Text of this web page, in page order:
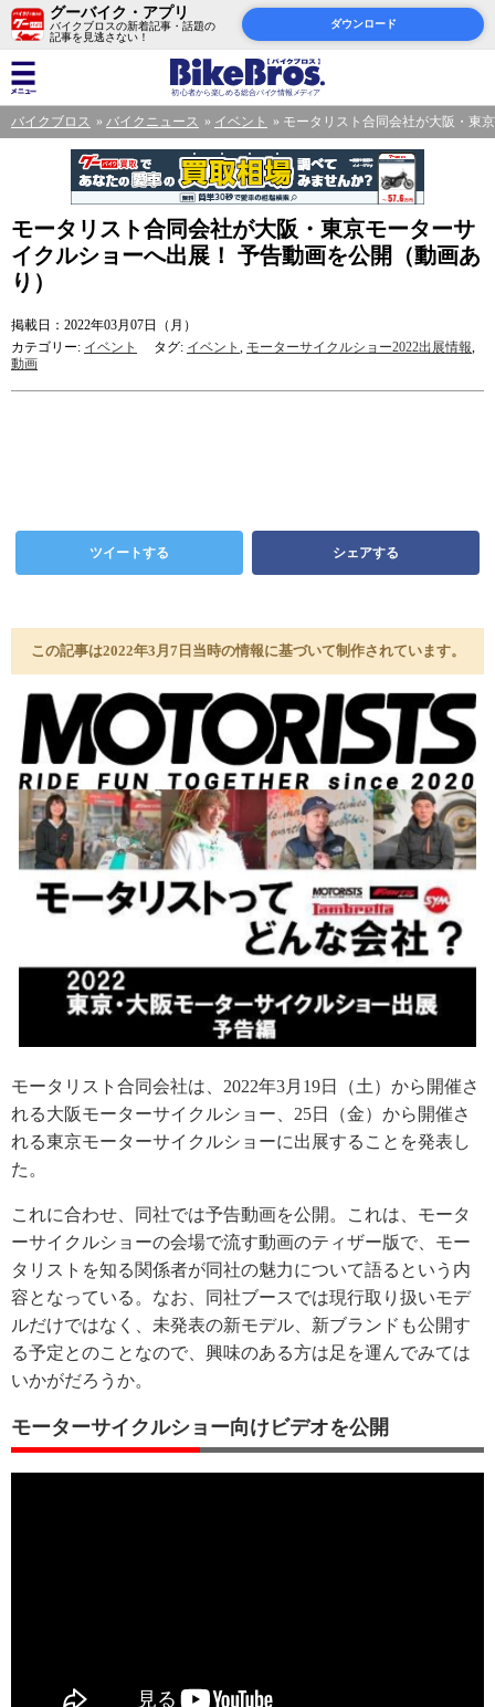
グーバイク・アプリ
バイクブロスの新着記事・話題の
記事を見逃さない！
ダウンロード
バイクブロス バイクニュース イベント モータリスト合同会社が大阪・東
モータリスト合同会社が大阪・東京モーターサ
イクルショーへ出展！ 予告動画を公開（動画あ
り）
掲載日：2022年03月07日（月）
カテゴリー: イベント タグ: イベント , モーターサイクルショー2022出展情報,
動画
ツイートする シェアする
この記事は2022年3月7日当時の情報に基づいて制作されています。
モータリスト合同会社は、2022年3月19日（土）から開催さ
れる大阪モーターサイクルショー、25日（金）から開催さ
れる東京モーターサイクルショーに出展することを発表し
た。
これに合わせ、同社では予告動画を公開。これは、モータ
ーサイクルショーの会場で流す動画のティザー版で、モー
タリストを知る関係者が同社の魅力について語るという内
容となっている。なお、同社ブースでは現行取り扱いモデ
ルだけではなく、未発表の新モデル、新ブランドも公開す
る予定とのことなので、興味のある方は足を運んでみては
いかがだろうか。
モーターサイクルショー向けビデオを公開